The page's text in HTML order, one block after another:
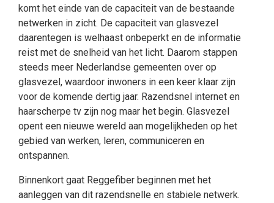
komt het einde van de capaciteit van de bestaande
netwerken in zicht. De capaciteit van glasvezel
daarentegen is welhaast onbeperkt en de informatie
reist met de snelheid van het licht. Daarom stappen
steeds meer Nederlandse gemeenten over op
glasvezel, waardoor inwoners in een keer klaar zijn
voor de komende dertig jaar. Razendsnel internet en
haarscherpe tv zijn nog maar het begin. Glasvezel
opent een nieuwe wereld aan mogelijkheden op het
gebied van werken, leren, communiceren en
ontspannen.
Binnenkort gaat Reggefiber beginnen met het
aanleggen van dit razendsnelle en stabiele netwerk.